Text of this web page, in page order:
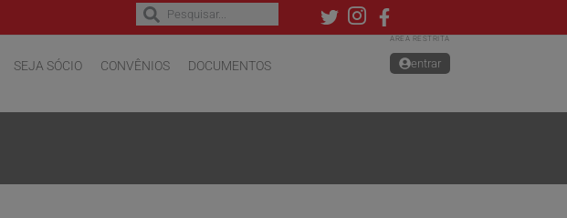
SEJA SÓCIO CONVÊNIOS DOCUMENTOS
ÁREA RESTRITA
entrar